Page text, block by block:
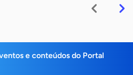
e conteúdos do Portal